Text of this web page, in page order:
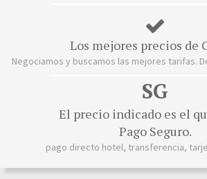
Los mejores precios de
Negociamos y buscamos las mejores tarifas.
SG
El precio indicado es el
Pago Seguro.
pago directo hotel, transferencia,